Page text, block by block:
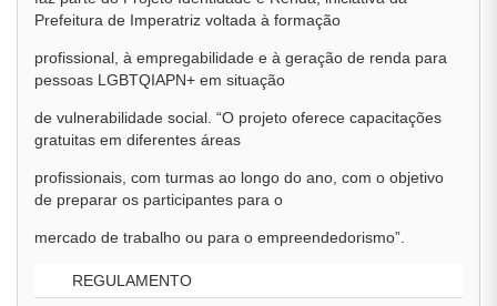
Prefeitura de Imperatriz voltada à formação
profissional, à empregabilidade e à geração de renda para
pessoas LGBTQIAPN+ em situação
de vulnerabilidade social. “O projeto oferece capacitações
gratuitas em diferentes áreas
profissionais, com turmas ao longo do ano, com o objetivo
de preparar os participantes para o
mercado de trabalho ou para o empreendedorismo”.
REGULAMENTO